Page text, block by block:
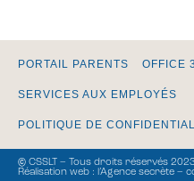
PORTAIL PARENTS OFFICE
SERVICES AUX EMPLOYÉS
POLITIQUE DE
© CSSLT – Tous droits réservés
Réalisation web : l’Agence secrète –